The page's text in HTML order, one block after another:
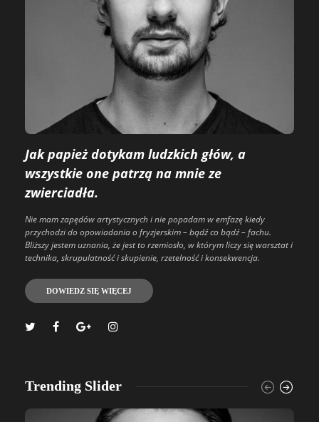
Jak papież dotykam ludzkich głów, a
wszystkie one patrzą na mnie ze
zwierciadła.
Nie mam zapędów artystycznych i nie popadam w emfazę kiedy
przychodzi do opowiadania o fryzjerskim – bądź co bądź – fachu.
Bliższy jestem uznania, że jest to rzemiosło, w którym liczy się warsztat i
technika, skrupulatność i skupienie, rzetelność i konsekwencja.
DOWIEDZ SIĘ WIĘCEJ
Trending Slider